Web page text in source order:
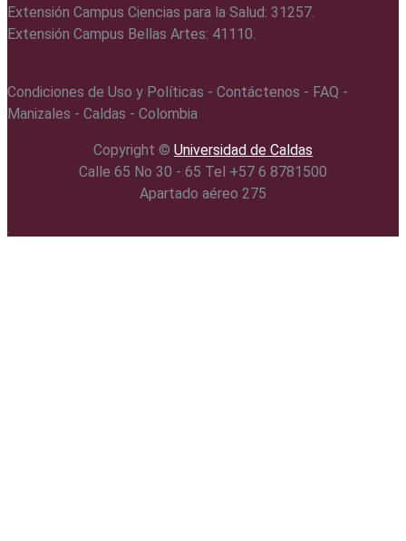
Extensión Campus Ciencias para la Salud: 31257.
Extensión Campus Bellas Artes: 41110.
Condiciones de Uso y Políticas - Contáctenos - FAQ -
Manizales - Caldas - Colombia
Copyright ©️ Universidad de Caldas
Calle 65 No 30 - 65 Tel +57 6 8781500
Apartado aéreo 275